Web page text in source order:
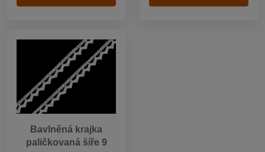
Bavlněná krajka
paličkovaná šíře 9